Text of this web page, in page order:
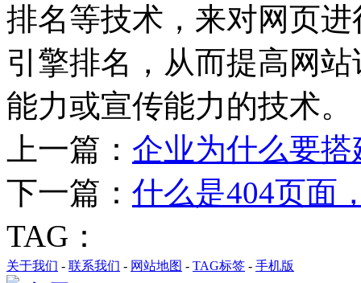
排名等技术，来对网页
引擎排名，从而提高网
能力或宣传能力的技术。
上一篇： 企业为什么要
下一篇： 什么是404页面
TAG：
关于我们 - 联系我们 - 网站地图 - TAG标签 - 手机版